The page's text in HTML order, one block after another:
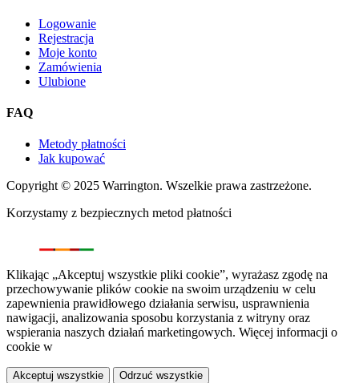
Logowanie
Rejestracja
Moje konto
Zamówienia
Ulubione
FAQ
Metody płatności
Jak kupować
Copyright © 2025 Warrington. Wszelkie prawa zastrzeżone.
Korzystamy z bezpiecznych metod płatności
Klikając „Akceptuj wszystkie pliki cookie”, wyrażasz zgodę na
przechowywanie plików cookie na swoim urządzeniu w celu
zapewnienia prawidłowego działania serwisu, usprawnienia
nawigacji, analizowania sposobu korzystania z witryny oraz
wspierania naszych działań marketingowych. Więcej informacji o
cookie w
Akceptuj wszystkie Odrzuć wszystkie